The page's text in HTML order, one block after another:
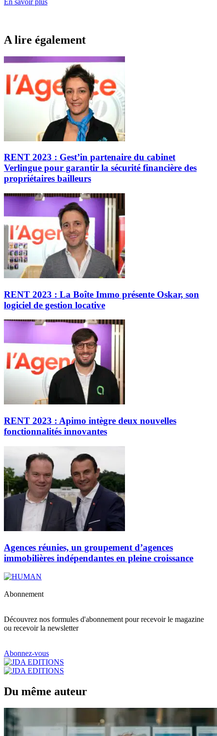
A lire également
RENT 2023 : Gest’in partenaire du cabinet
Verlingue pour garantir la sécurité financière des
propriétaires bailleurs
RENT 2023 : La Boîte Immo présente Oskar, son
logiciel de gestion locative
RENT 2023 : Apimo intègre deux nouvelles
fonctionnalités innovantes
Agences réunies, un groupement d’agences
immobilières indépendantes en pleine croissance
Abonnement
Découvrez nos formules d'abonnement pour recevoir le magazine
ou recevoir la newsletter
Abonnez-vous
Du même auteur